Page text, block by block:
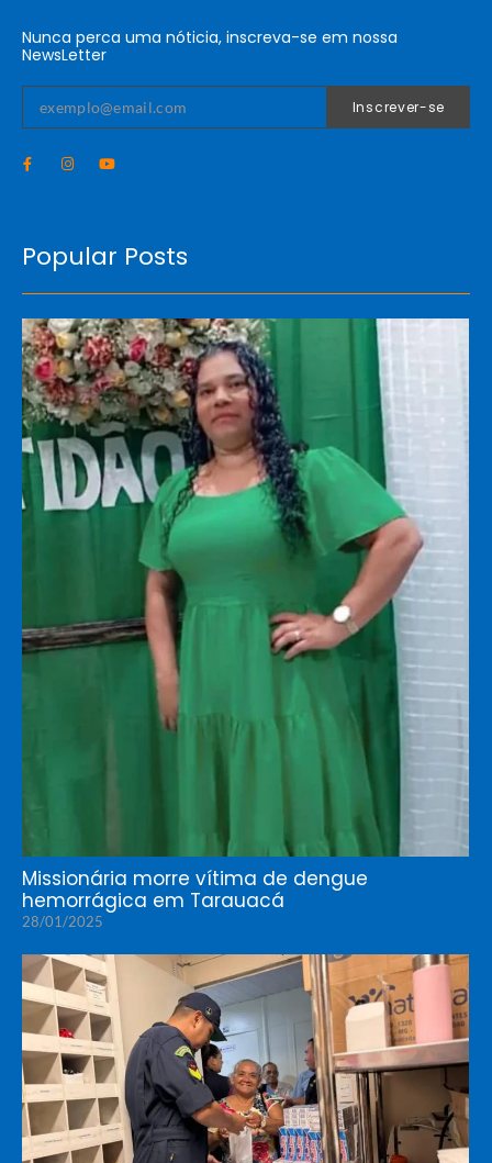
Nunca perca uma nóticia, inscreva-se em nossa
NewsLetter
Inscrever-se
Popular Posts
Missionária morre vítima de dengue
hemorrágica em Tarauacá
28/01/2025